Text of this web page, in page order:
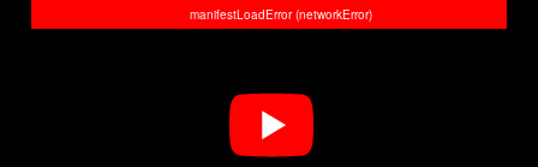
manifestLoadError (networkError)